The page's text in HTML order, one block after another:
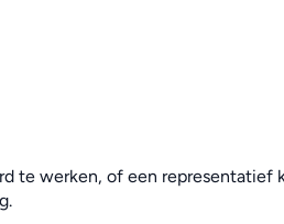
te werken, of een representatief